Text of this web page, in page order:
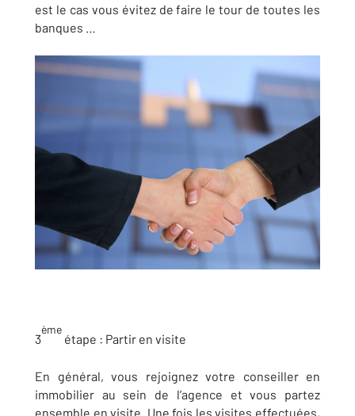
est le cas vous évitez de faire le tour de toutes les
banques …
3
ème
étape : Partir en visite
En général, vous rejoignez votre conseiller en
immobilier au sein de l’agence et vous partez
ensemble en visite. Une fois les visites effectuées,